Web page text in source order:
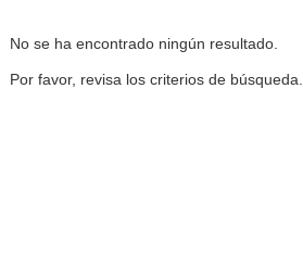
No se ha encontrado ningún resultado.
Por favor, revisa los criterios de búsqueda.